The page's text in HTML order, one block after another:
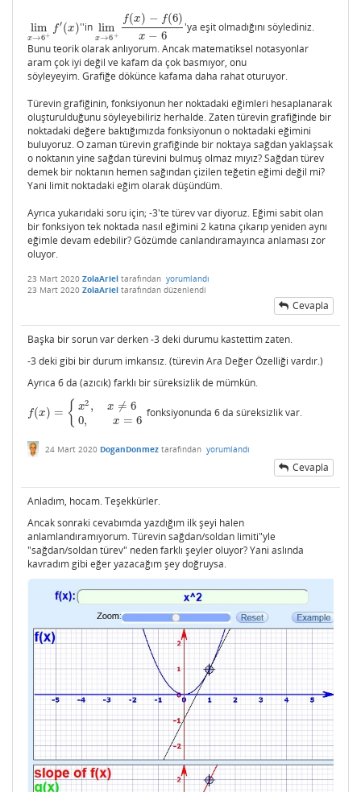
lim
x→6+
f′(x)
limx→6+f′(x)
''in lim
x→6+
f(x) − f(6)
x − 6
limx→6+f(x)−f(6)x−6'ya eşit olmadığını söylediniz.
Bunu teorik olarak anlıyorum. Ancak matematiksel notasyonlar
aram çok iyi değil ve kafam da çok basmıyor, onu
söyleyeyim. Grafiğe dökünce kafama daha rahat oturuyor.
Türevin grafiğinin, fonksiyonun her noktadaki eğimleri hesaplanarak
oluşturulduğunu söyleyebiliriz herhalde. Zaten türevin grafiğinde bir
noktadaki değere baktığımızda fonksiyonun o noktadaki eğimini
buluyoruz. O zaman türevin grafiğinde bir noktaya sağdan yaklaşsak
o noktanın yine sağdan türevini bulmuş olmaz mıyız? Sağdan türev
demek bir noktanın hemen sağından çizilen teğetin eğimi değil mi?
Yani limit noktadaki eğim olarak düşündüm.
Ayrıca yukarıdaki soru için; -3'te türev var diyoruz. Eğimi sabit olan
bir fonksiyon tek noktada nasıl eğimini 2 katına çıkarıp yeniden aynı
eğimle devam edebilir? Gözümde canlandıramayınca anlaması zor
oluyor.
23 Mart 2020 ZolaAriel tarafından yorumlandı
23 Mart 2020 ZolaAriel tarafından düzenlendi
Cevapla
Başka bir sorun var derken -3 deki durumu kastettim zaten.
-3 deki gibi bir durum imkansız. (türevin Ara Değer Özelliği vardır.)
Ayrıca 6 da (azıcık) farklı bir süreksizlik de mümkün.
f(x) = { x2 , x ≠ 6
0, x = 6
f(x)={ x2, x≠ 60 x fonksiyonunda 6 da süreksizlik var.
24 Mart 2020 DoganDonmez tarafından yorumlandı
Cevapla
Anladım, hocam. Teşekkürler.
Ancak sonraki cevabımda yazdığım ilk şeyi halen
anlamlandıramıyorum. Türevin sağdan/soldan limiti"yle
"sağdan/soldan türev" neden farklı şeyler oluyor? Yani aslında
kavradım gibi eğer yazacağım şey doğruysa.